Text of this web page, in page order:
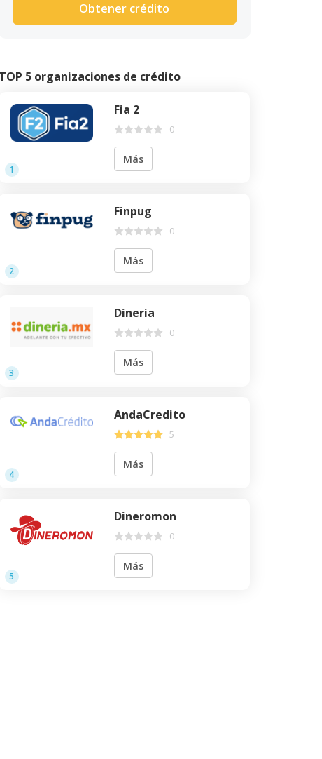
Obtener crédito
TOP 5 organizaciones de crédito
1
Fia 2
0
Más
2
Finpug
0
Más
3
Dineria
0
Más
4
AndaCredito
5
Más
5
Dineromon
0
Más